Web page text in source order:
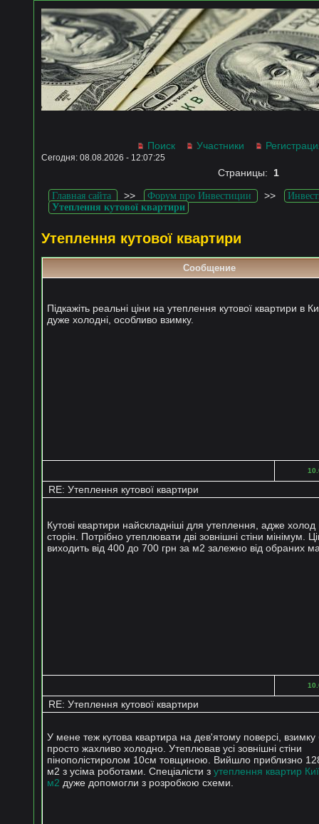
Поиск Участники
Сегодня: 08.08.2026 - 12:07:25
Страницы: 1
Главная сайта >> Форум про Инвестиции >>
Утеплення кутової квартири
Утеплення кутової квартири
Сообщение
Підкажіть реальні ціни на утеплення кутової квартири в
дуже холодні, особливо взимку.
RE: Утеплення кутової квартири
Кутові квартири найскладніші для утеплення, адже
сторін. Потрібно утеплювати дві зовнішні стіни мінімум.
виходить від 400 до 700 грн за м2 залежно від обраних
RE: Утеплення кутової квартири
У мене теж кутова квартира на дев'ятому поверсі, взимку
просто жахливо холодно. Утеплював усі зовнішні стіни
пінополістиролом 10см товщиною. Вийшло приблизно
м2 з усіма роботами. Спеціалісти зутеплення квартир
м2 дуже допомогли з розробкою схеми.